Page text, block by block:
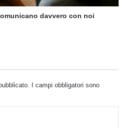
davvero con noi
I campi obbligatori sono